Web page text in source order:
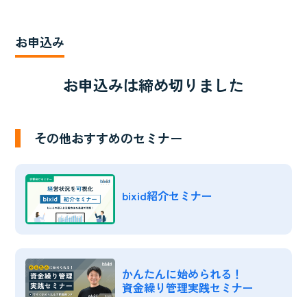
お申込み
お申込みは締め切りました
その他おすすめのセミナー
bixid紹介セミナー
かんたんに始められる！
資金繰り管理実践セミナー